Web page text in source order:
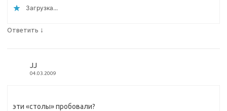
Загрузка...
Ответить ↓
JJ
04.03.2009
эти «столы» пробовали?